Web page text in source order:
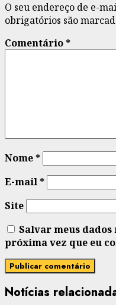
O seu endereço de e-
obrigatórios são
Comentário*
Nome*
E-mail*
Site
Salvar meus
próxima vez que eu
Notícias